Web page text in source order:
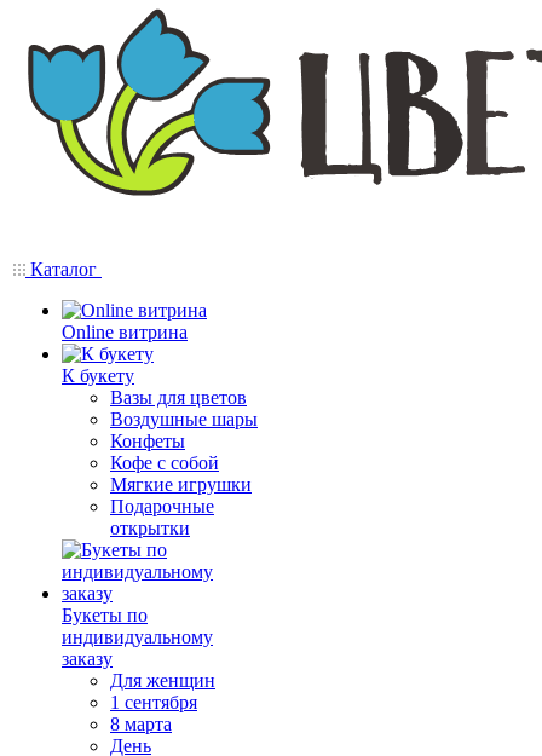
Каталог
Online витрина
К букету
Вазы для цветов
Воздушные шары
Конфеты
Кофе с собой
Мягкие игрушки
Подарочные
открытки
Букеты по
индивидуальному
заказу
Для женщин
1 сентября
8 марта
День